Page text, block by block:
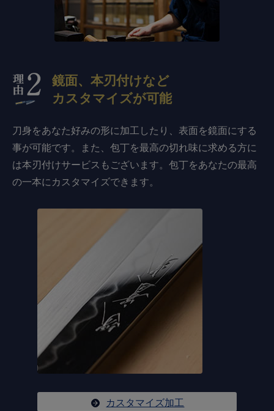
鏡面、本刃付けなど
カスタマイズが可能
刀身をあなた好みの形に加工したり、表面を鏡面にする
事が可能です。また、包丁を最高の切れ味に求める方に
は本刃付けサービスもございます。包丁をあなたの最高
の一本にカスタマイズできます。
カスタマイズ加工